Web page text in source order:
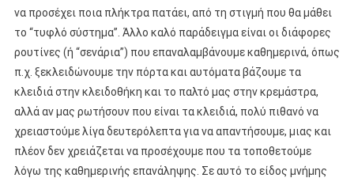
να προσέχει ποια πλήκτρα πατάει, από τη στιγμή που θα μάθει
το “τυφλό σύστημα”. Άλλο καλό παράδειγμα είναι οι διάφορες
ρουτίνες (ή “σενάρια”) που επαναλαμβάνουμε καθημερινά, όπως
π.χ. ξεκλειδώνουμε την πόρτα και αυτόματα βάζουμε τα
κλειδιά στην κλειδοθήκη και το παλτό μας στην κρεμάστρα,
αλλά αν μας ρωτήσουν που είναι τα κλειδιά, πολύ πιθανό να
χρειαστούμε λίγα δευτερόλεπτα για να απαντήσουμε, μιας και
πλέον δεν χρειάζεται να προσέχουμε που τα τοποθετούμε
λόγω της καθημερινής επανάληψης. Σε αυτό το είδος μνήμης